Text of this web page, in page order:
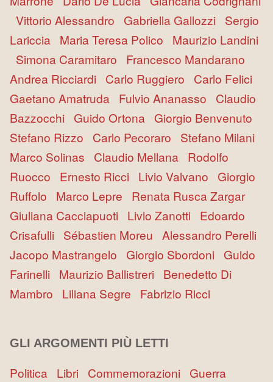
Vittorio Alessandro
Gabriella Gallozzi Sergio
Lariccia Maria Teresa Polico
Maurizio Landini
Simona Caramitaro
Francesco Mandarano
Andrea Ricciardi Carlo Ruggiero
Carlo Felici
Gaetano Amatruda Fulvio Ananasso
Claudio
Bazzocchi Guido Ortona Giorgio Benvenuto
Stefano Rizzo
Carlo Pecoraro
Stefano Milani
Marco Solinas
Claudio Mellana Rodolfo
Ruocco
Ernesto Ricci Livio Valvano
Giorgio
Ruffolo
Marco Lepre
Renata Rusca Zargar
Giuliana Cacciapuoti Livio Zanotti Edoardo
Crisafulli Sébastien Moreu Alessandro Perelli
Jacopo Mastrangelo
Giorgio Sbordoni Guido
Farinelli Maurizio Ballistreri Benedetto Di
Mambro
Liliana Segre Fabrizio Ricci
GLI ARGOMENTI PIÙ LETTI
Politica Libri Commemorazioni Guerra